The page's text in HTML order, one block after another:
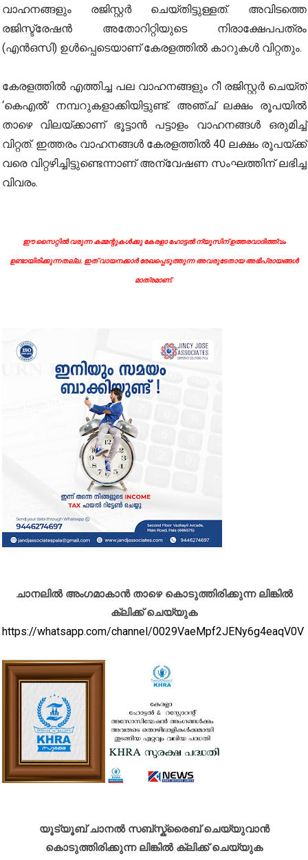
വാഹനങ്ങളും രജിസ്റ്റർ ചെയ്തിട്ടുള്ളത്. അവിടത്തെ
രജിസ്ട്രേഷൻ അതോറിറ്റിയുടെ നിരാക്ഷേപപത്രം
(എൻഒസി) ഉൾപ്പെടെയാണ് കേരളത്തിൽ കാറുകൾ വിറ്റതും.
കേരളത്തിൽ എത്തിച്ച പല വാഹനങ്ങളും റീ രജിസ്റ്റർ ചെയ്ത്
‘കെഎൽ’ നമ്പറുകളാക്കിയിട്ടുണ്ട്. അഞ്ച് ലക്ഷം രൂപയിൽ
താഴെ വിലയ്ക്കാണ് ഭൂട്ടാൻ പട്ടാളം വാഹനങ്ങൾ ഒരുമിച്ച്
വിറ്റത്. ഇത്തരം വാഹനങ്ങൾ കേരളത്തിൽ 40 ലക്ഷം രൂപയ്ക്ക്
വരെ വിറ്റഴിച്ചിട്ടുണ്ടെന്നാണ് അന്വേഷണ സംഘത്തിന് ലഭിച്ച
വിവരം.
ഈ സൈറ്റിൽ വരുന്ന കമ്മന്റുകൾക്കു കേരളാ ഹോട്ടൽ ന്യൂസിന് ഉത്തരവാദിത്ത്വം
ഉണ്ടായിരിക്കുന്നതല്ല. ഇത് വായനക്കാർ രേഖപ്പെടുത്തുന്ന അവരുടേതായ അഭിപ്രായങ്ങൾ
മാത്രമാണ്.
ചാനലിൽ അംഗമാകാൻ താഴെ കൊടുത്തിരിക്കുന്ന ലിങ്കിൽ
ക്ലിക്ക് ചെയ്യുക
https://whatsapp.com/channel/0029VaeMpf2JENy6g4eaqV0V
യൂട്യൂബ് ചാനൽ സബ്സ്ക്രൈബ് ചെയ്യുവാൻ
കൊടുത്തിരിക്കുന്ന ലിങ്കിൽ ക്ലിക്ക് ചെയ്യുക